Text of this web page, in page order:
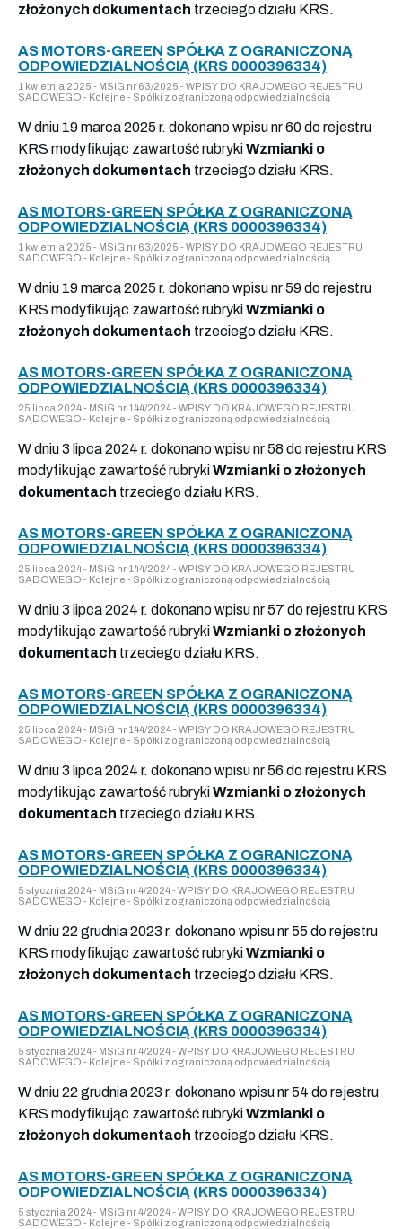
złożonych dokumentach trzeciego działu KRS.
AS MOTORS-GREEN SPÓŁKA Z OGRANICZONĄ
ODPOWIEDZIALNOŚCIĄ (KRS 0000396334)
1 kwietnia 2025 - MSiG nr 63/2025 - WPISY DO KRAJOWEGO REJESTRU
SĄDOWEGO - Kolejne - Spółki z ograniczoną odpowiedzialnością
W dniu 19 marca 2025 r. dokonano wpisu nr 60 do rejestru
KRS modyfikując zawartość rubrykiWzmianki o
złożonych dokumentach trzeciego działu KRS.
AS MOTORS-GREEN SPÓŁKA Z OGRANICZONĄ
ODPOWIEDZIALNOŚCIĄ (KRS 0000396334)
1 kwietnia 2025 - MSiG nr 63/2025 - WPISY DO KRAJOWEGO REJESTRU
SĄDOWEGO - Kolejne - Spółki z ograniczoną odpowiedzialnością
W dniu 19 marca 2025 r. dokonano wpisu nr 59 do rejestru
KRS modyfikując zawartość rubrykiWzmianki o
złożonych dokumentach trzeciego działu KRS.
AS MOTORS-GREEN SPÓŁKA Z OGRANICZONĄ
ODPOWIEDZIALNOŚCIĄ (KRS 0000396334)
25 lipca 2024 - MSiG nr 144/2024 - WPISY DO KRAJOWEGO REJESTRU
SĄDOWEGO - Kolejne - Spółki z ograniczoną odpowiedzialnością
W dniu 3 lipca 2024 r. dokonano wpisu nr 58 do rejestru KRS
modyfikując zawartość rubrykiWzmianki o złożonych
dokumentach trzeciego działu KRS.
AS MOTORS-GREEN SPÓŁKA Z OGRANICZONĄ
ODPOWIEDZIALNOŚCIĄ (KRS 0000396334)
25 lipca 2024 - MSiG nr 144/2024 - WPISY DO KRAJOWEGO REJESTRU
SĄDOWEGO - Kolejne - Spółki z ograniczoną odpowiedzialnością
W dniu 3 lipca 2024 r. dokonano wpisu nr 57 do rejestru KRS
modyfikując zawartość rubrykiWzmianki o złożonych
dokumentach trzeciego działu KRS.
AS MOTORS-GREEN SPÓŁKA Z OGRANICZONĄ
ODPOWIEDZIALNOŚCIĄ (KRS 0000396334)
25 lipca 2024 - MSiG nr 144/2024 - WPISY DO KRAJOWEGO REJESTRU
SĄDOWEGO - Kolejne - Spółki z ograniczoną odpowiedzialnością
W dniu 3 lipca 2024 r. dokonano wpisu nr 56 do rejestru KRS
modyfikując zawartość rubrykiWzmianki o złożonych
dokumentach trzeciego działu KRS.
AS MOTORS-GREEN SPÓŁKA Z OGRANICZONĄ
ODPOWIEDZIALNOŚCIĄ (KRS 0000396334)
5 stycznia 2024 - MSiG nr 4/2024 - WPISY DO KRAJOWEGO REJESTRU
SĄDOWEGO - Kolejne - Spółki z ograniczoną odpowiedzialnością
W dniu 22 grudnia 2023 r. dokonano wpisu nr 55 do rejestru
KRS modyfikując zawartość rubrykiWzmianki o
złożonych dokumentach trzeciego działu KRS.
AS MOTORS-GREEN SPÓŁKA Z OGRANICZONĄ
ODPOWIEDZIALNOŚCIĄ (KRS 0000396334)
5 stycznia 2024 - MSiG nr 4/2024 - WPISY DO KRAJOWEGO REJESTRU
SĄDOWEGO - Kolejne - Spółki z ograniczoną odpowiedzialnością
W dniu 22 grudnia 2023 r. dokonano wpisu nr 54 do rejestru
KRS modyfikując zawartość rubrykiWzmianki o
złożonych dokumentach trzeciego działu KRS.
AS MOTORS-GREEN SPÓŁKA Z OGRANICZONĄ
ODPOWIEDZIALNOŚCIĄ (KRS 0000396334)
5 stycznia 2024 - MSiG nr 4/2024 - WPISY DO KRAJOWEGO REJESTRU
SĄDOWEGO - Kolejne - Spółki z ograniczoną odpowiedzialnością